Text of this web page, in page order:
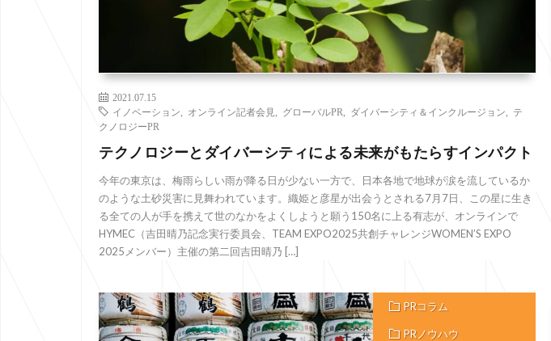
2021.07.15
イノベーション
オンライン記者会見 グローバルPR ダイバーシティ＆インクルージョン
テ
クノロジーPR
テクノロジーとダイバーシティによる未来がもたらすインパクト
今年の東京は、梅雨らしい雨が降る日が少ない一方で、日本各地で地球が涙を流しているか
のような土砂災害に見舞われています。織姫と彦星が出会うとされる7月7日、この星に生き
る全ての人が手を携えて世のなかをよくしようと願う150名に上る有志が、オンラインで
HYMEC（吉田晴乃記念実行委員会、TEAM EXPO2025共創チャレンジWOMEN’S EXPO
2025メンバー）主催の第二回吉田晴乃 […]
PRコラム
PRノウハウ